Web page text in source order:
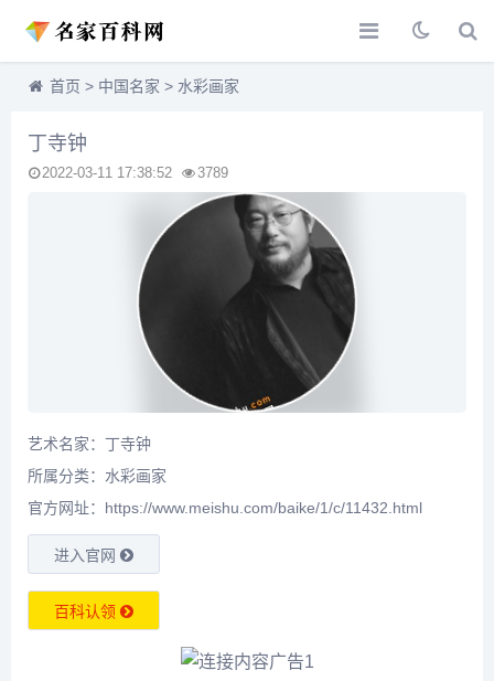
首页 > 中国名家 > 水彩画家
丁寺钟
2022-03-11 17:38:52 3789
艺术名家：丁寺钟
所属分类： 水彩画家
官方网址：https://www.meishu.com/baike/1/c/11432.html
进入官网
百科认领